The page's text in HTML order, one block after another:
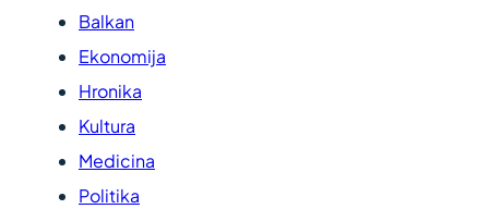
Balkan
Ekonomija
Hronika
Kultura
Medicina
Politika